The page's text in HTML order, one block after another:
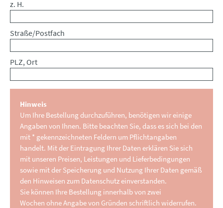
z. H.
Straße/Postfach
PLZ, Ort
Hinweis
Um Ihre Bestellung durchzuführen, benötigen wir einige
Angaben von Ihnen. Bitte beachten Sie, dass es sich bei den
mit * gekennzeichneten Feldern um Pflichtangaben
handelt. Mit der Eintragung Ihrer Daten erklären Sie sich
mit unseren Preisen, Leistungen und Lieferbedingungen
sowie mit der Speicherung und Nutzung Ihrer Daten gemäß
den Hinweisen zum Datenschutz einverstanden.
Sie können Ihre Bestellung innerhalb von zwei
Wochen ohne Angabe von Gründen schriftlich widerrufen.